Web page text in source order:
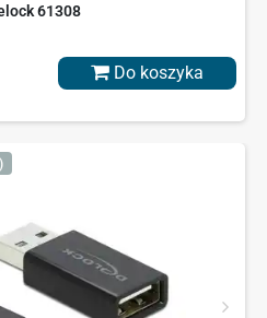
61308
Do koszyka